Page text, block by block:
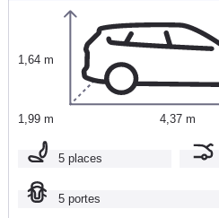
1,64 m
1,99 m 4,37 m
5 places
5 portes